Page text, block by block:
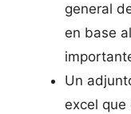
general
en base
Un
excel que